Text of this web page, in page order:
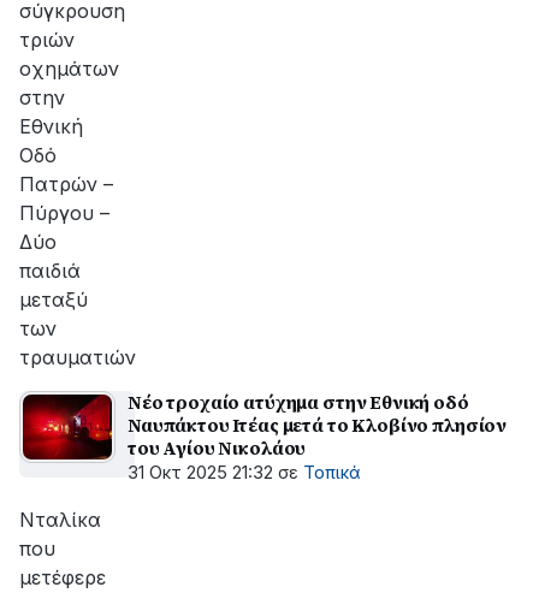
σύγκρουση
τριών
οχημάτων
στην
Εθνική
Οδό
Πατρών –
Πύργου –
Δύο
παιδιά
μεταξύ
των
τραυματιών
Νέο τροχαίο ατύχημα στην Εθνική οδό
Ναυπάκτου Ιτέας μετά το Κλοβίνο πλησίον
του Αγίου Νικολάου
31 Οκτ 2025 21:32 σε Τοπικά
Νταλίκα
που
μετέφερε